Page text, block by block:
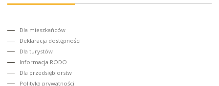
Dla mieszkańców
Deklaracja dostępności
Dla turystów
Informacja RODO
Dla przedsiębiorstw
Polityka prywatności